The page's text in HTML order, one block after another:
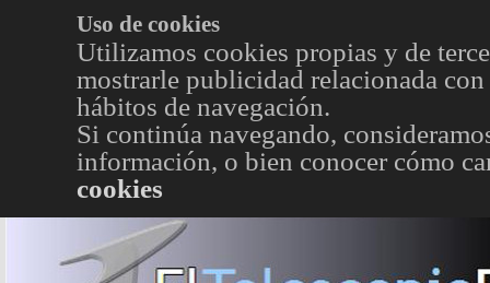
Uso de cookies
Utilizamos cookies propias y de
mostrarle publicidad relacionada
hábitos de navegación.
Si continúa navegando,
información, o bien conocer cómo
cookies